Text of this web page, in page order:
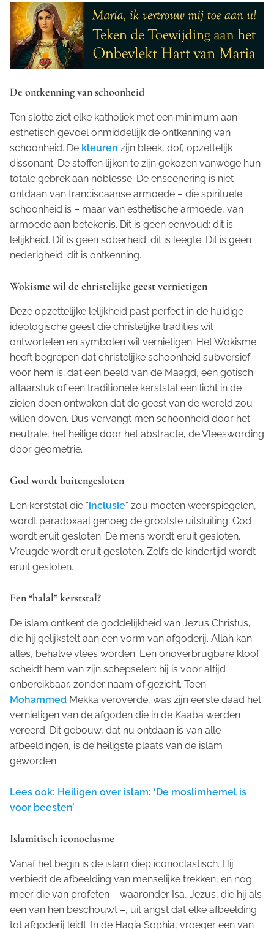
De ontkenning van schoonheid
Ten slotte ziet elke katholiek met een minimum aan
esthetisch gevoel onmiddellijk de ontkenning van
schoonheid. De kleuren zijn bleek, dof, opzettelijk
dissonant. De stoffen lijken te zijn gekozen vanwege hun
totale gebrek aan noblesse. De enscenering is niet
ontdaan van franciscaanse armoede – die spirituele
schoonheid is – maar van esthetische armoede, van
armoede aan betekenis. Dit is geen eenvoud: dit is
lelijkheid. Dit is geen soberheid: dit is leegte. Dit is geen
nederigheid: dit is ontkenning.
Wokisme wil de christelijke geest vernietigen
Deze opzettelijke lelijkheid past perfect in de huidige
ideologische geest die christelijke tradities wil
ontwortelen en symbolen wil vernietigen. Het Wokisme
heeft begrepen dat christelijke schoonheid subversief
voor hem is; dat een beeld van de Maagd, een gotisch
altaarstuk of een traditionele kerststal een licht in de
zielen doen ontwaken dat de geest van de wereld zou
willen doven. Dus vervangt men schoonheid door het
neutrale, het heilige door het abstracte, de Vleeswording
door geometrie.
God wordt buitengesloten
Een kerststal die “inclusie” zou moeten weerspiegelen,
wordt paradoxaal genoeg de grootste uitsluiting: God
wordt eruit gesloten. De mens wordt eruit gesloten.
Vreugde wordt eruit gesloten. Zelfs de kindertijd wordt
eruit gesloten.
Een “halal” kerststal?
De islam ontkent de goddelijkheid van Jezus Christus,
die hij gelijkstelt aan een vorm van afgoderij. Allah kan
alles, behalve vlees worden. Een onoverbrugbare kloof
scheidt hem van zijn schepselen: hij is voor altijd
onbereikbaar, zonder naam of gezicht. Toen
Mohammed Mekka veroverde, was zijn eerste daad het
vernietigen van de afgoden die in de Kaaba werden
vereerd. Dit gebouw, dat nu ontdaan is van alle
afbeeldingen, is de heiligste plaats van de islam
geworden.
Lees ook: Heiligen over islam: ‘De moslimhemel is
voor beesten’
Islamitisch iconoclasme
Vanaf het begin is de islam diep iconoclastisch. Hij
verbiedt de afbeelding van menselijke trekken, en nog
meer die van profeten – waaronder Isa, Jezus, die hij als
een van hen beschouwt –, uit angst dat elke afbeelding
tot afgoderij leidt. In de Hagia Sophia, vroeger een van